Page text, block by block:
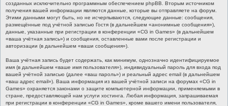
созданных исключительно программным обеспечением phpBB. Вторым источником
получения вашей информации являются данные, которые вы отправляете на форум.
Этими данными могут быть, но не исчерпываются, следующие данные: сообщения,
размещённые под учётной записью Гостя (в дальнейшем «анонимные сообщения»),
данные, указанные при регистрации в конференции «CG in Games» (в дальнейшем
«ваша учётная запись») и сообщения, оставленные вами после регистрации и
авторизации (в дальнейшем «ваши сообщения»).
Ваша учётная запись будет содержать, как минимум, однозначно идентифицируемое
имя (в дальнейшем «ваше имя пользователя»), индивидуальный пароль для входа под
вашей учётной записью (далее «ваш пароль») и реальный адрес email (в дальнейшем
«ваш адрес email»). Ваша информация из вашей учётной записи на форумах «CG in
Games» охраняется законами о защите компьютерной информации, применяемыми в
стране, предоставляющей нам услуги хостинга. Любая информация, запрашиваемая
при регистрации в конференции «CG in Games», кроме вашего имени пользователя,